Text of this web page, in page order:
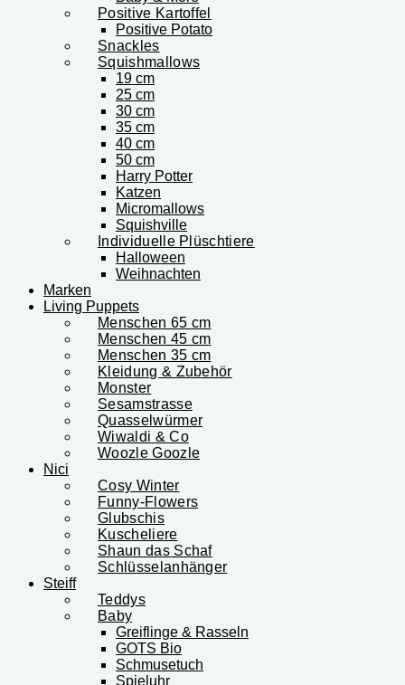
Positive Kartoffel
Positive Potato
Snackles
Squishmallows
19 cm
25 cm
30 cm
35 cm
40 cm
50 cm
Harry Potter
Katzen
Micromallows
Squishville
Individuelle Plüschtiere
Halloween
Weihnachten
Marken
Living Puppets
Menschen 65 cm
Menschen 45 cm
Menschen 35 cm
Kleidung & Zubehör
Monster
Sesamstrasse
Quasselwürmer
Wiwaldi & Co
Woozle Goozle
Nici
Cosy Winter
Funny-Flowers
Glubschis
Kuscheliere
Shaun das Schaf
Schlüsselanhänger
Steiff
Teddys
Baby
Greiflinge & Rasseln
GOTS Bio
Schmusetuch
Spieluhr